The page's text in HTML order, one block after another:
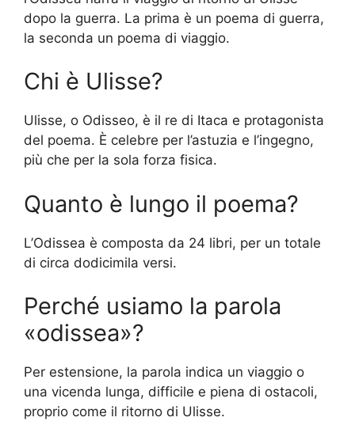
dopo la guerra. La prima è un poema di guerra,
la seconda un poema di viaggio.
Chi è Ulisse?
Ulisse, o Odisseo, è il re di Itaca e protagonista
del poema. È celebre per l’astuzia e l’ingegno,
più che per la sola forza fisica.
Quanto è lungo il poema?
L’Odissea è composta da 24 libri, per un totale
di circa dodicimila versi.
Perché usiamo la parola
«odissea»?
Per estensione, la parola indica un viaggio o
una vicenda lunga, difficile e piena di ostacoli,
proprio come il ritorno di Ulisse.